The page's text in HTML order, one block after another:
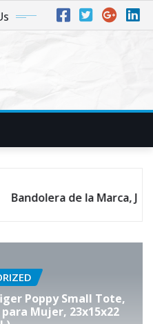
Mochila de Lona Casual
Poppy Small Tote,
Mujer, 23x15x22